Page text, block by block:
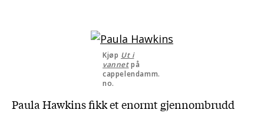
Kjøp Ut i
vannetpå
cappelendamm.
no.
Paula Hawkins fikk et enormt gjennombrudd